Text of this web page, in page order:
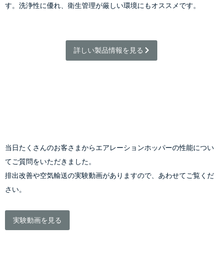
す。洗浄性に優れ、衛生管理が厳しい環境にもオススメです。
詳しい製品情報を見る
当日たくさんのお客さまからエアレーションホッパーの性能につい
てご質問をいただきました。
排出改善や空気輸送の実験動画がありますので、あわせてご覧くだ
さい。
実験動画を見る